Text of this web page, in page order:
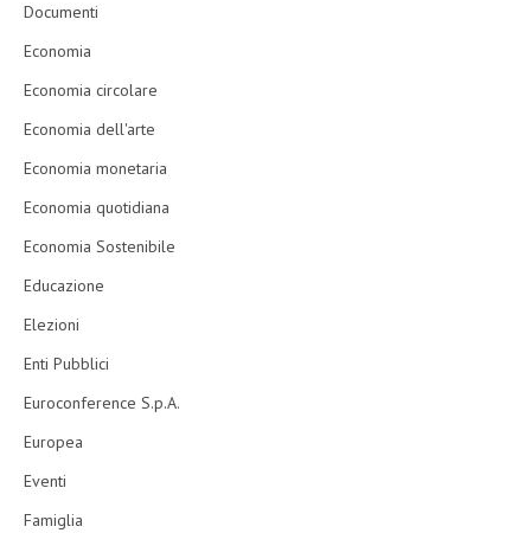
Documenti
Economia
Economia circolare
Economia dell'arte
Economia monetaria
Economia quotidiana
Economia Sostenibile
Educazione
Elezioni
Enti Pubblici
Euroconference S.p.A.
Europea
Eventi
Famiglia